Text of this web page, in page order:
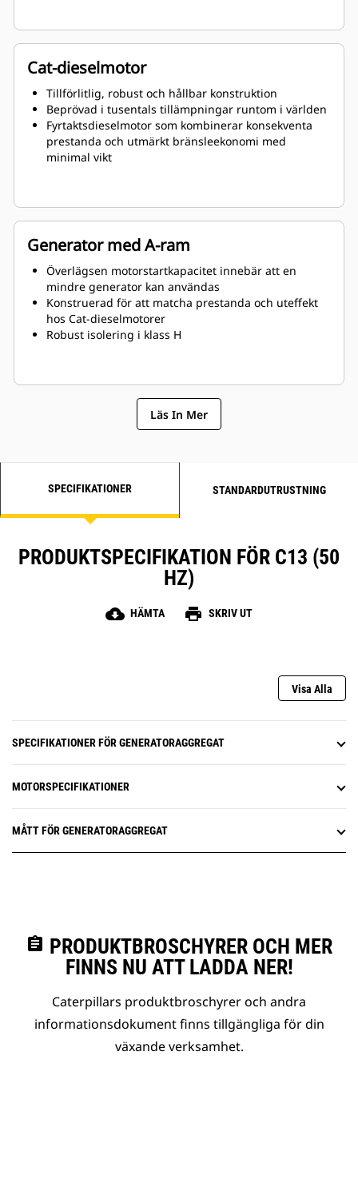
Cat-dieselmotor
Tillförlitlig, robust och hållbar konstruktion
Beprövad i tusentals tillämpningar runtom i världen
Fyrtaktsdieselmotor som kombinerar konsekventa
prestanda och utmärkt bränsleekonomi med
minimal vikt
Generator med A-ram
Överlägsen motorstartkapacitet innebär att en
mindre generator kan användas
Konstruerad för att matcha prestanda och uteffekt
hos Cat-dieselmotorer
Robust isolering i klass H
Läs In Mer
SPECIFIKATIONER STANDARDUTRUSTNING
PRODUKTSPECIFIKATION FÖR C13 (50
HZ)
cloud_download HÄMTA print SKRIV UT
Visa Alla
SPECIFIKATIONER FÖR GENERATORAGGREGAT
MOTORSPECIFIKATIONER
MÅTT FÖR GENERATORAGGREGAT
assignment PRODUKTBROSCHYRER OCH MER
FINNS NU ATT LADDA NER!
Caterpillars produktbroschyrer och andra
informationsdokument finns tillgängliga för din
växande verksamhet.